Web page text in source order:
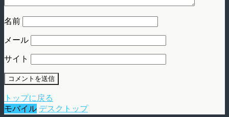
名前
メール
サイト
トップに戻る
モバイル デスクトップ